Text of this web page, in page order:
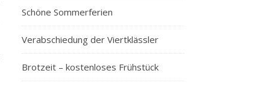
Schöne Sommerferien
Verabschiedung der Viertklässler
Brotzeit – kostenloses Frühstück